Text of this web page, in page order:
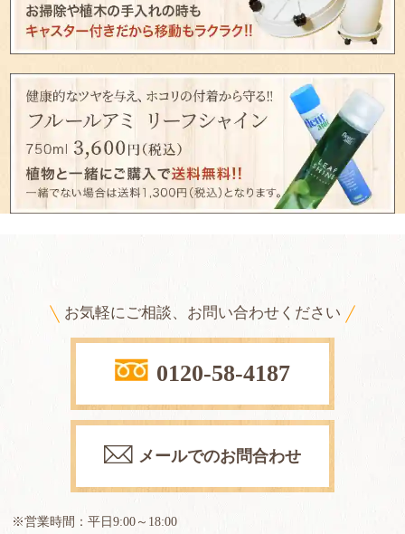
お気軽にご相談、お問い合わせください
0120-58-4187
メールでのお問合わせ
※営業時間：平日9:00～18:00